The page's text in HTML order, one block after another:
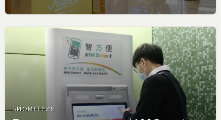
БИОМЕТРИЯ